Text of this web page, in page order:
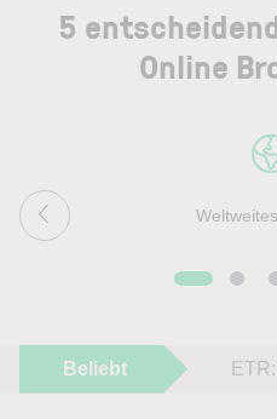
5
Online
Beliebt